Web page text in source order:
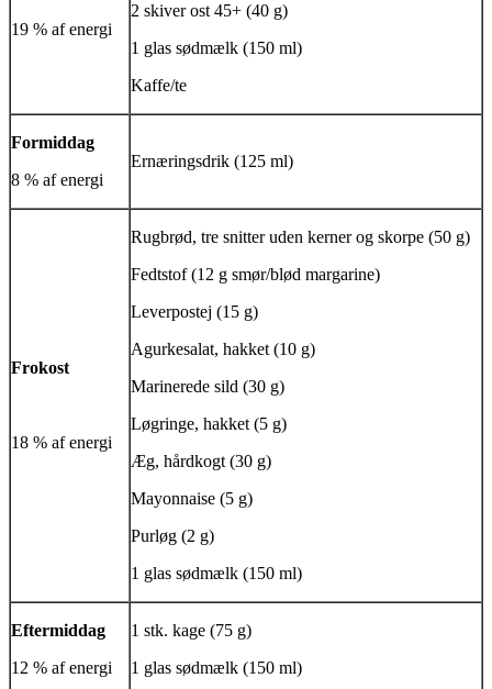
19 % af energi
2 skiver ost 45+ (40 g)
1 glas sødmælk (150 ml)
Kaffe/te
Formiddag
8 % af energi
Ernæringsdrik (125 ml)
Frokost
18 % af energi
Rugbrød, tre snitter uden kerner og skorpe (50 g)
Fedtstof (12 g smør/blød margarine)
Leverpostej (15 g)
Agurkesalat, hakket (10 g)
Marinerede sild (30 g)
Løgringe, hakket (5 g)
Æg, hårdkogt (30 g)
Mayonnaise (5 g)
Purløg (2 g)
1 glas sødmælk (150 ml)
Eftermiddag
12 % af energi
1 stk. kage (75 g)
1 glas sødmælk (150 ml)